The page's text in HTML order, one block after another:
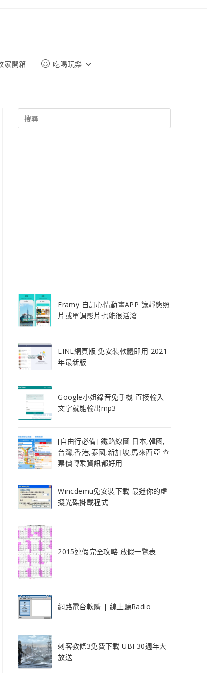
家開箱 吃喝玩樂
Framy 自訂心情動畫APP 讓靜態照
片或單調影片也能很活潑
LINE網頁版 免安裝軟體即用 2021
年最新版
Google小姐錄音免手機 直接輸入
文字就能輸出mp3
[自由行必備] 鐵路線圖 日本,韓國,
台灣,香港,泰國,新加坡,馬來西亞 查
票價轉乘資訊都好用
Wincdemu免安裝下載 最迷你的虛
擬光碟掛載程式
2015連假完全攻略 放假一覽表
網路電台軟體 | 線上聽Radio
刺客教條3免費下載 UBI 30週年大
放送